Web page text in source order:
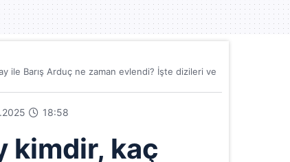
ile Barış Arduç ne zaman evlendi? İşte dizileri ve
18:58
kimdir, kaç